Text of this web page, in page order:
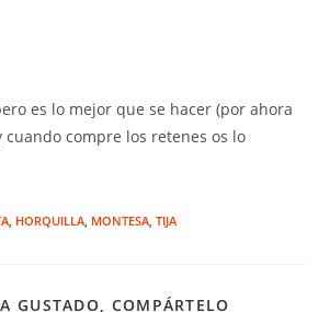
es lo mejor que se hacer (por ahora
cuando compre los retenes os lo
, HORQUILLA, MONTESA, TIJA
GUSTADO, COMPÁRTELO